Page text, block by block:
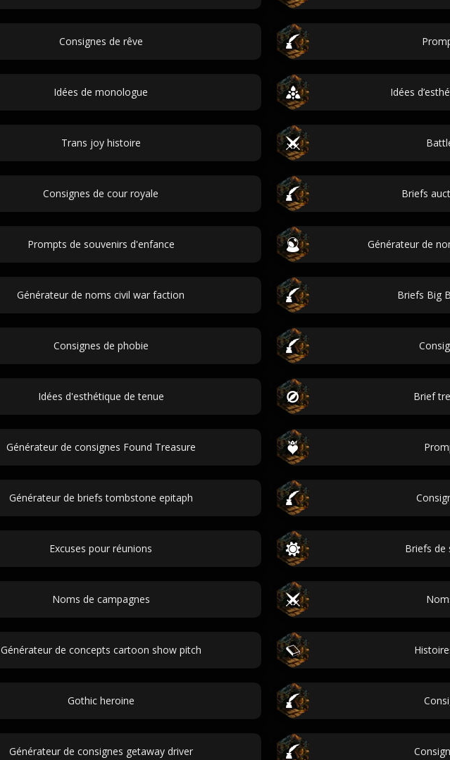
Consignes de rêve
Idées de monologue Idées
Trans joy histoire
Consignes de cour royale Briefs
Prompts de souvenirs d'enfance Générateur de
Générateur de noms civil war faction Briefs Big
Consignes de phobie
Idées d'esthétique de tenue Brief
Générateur de consignes Found Treasure
Générateur de briefs tombstone epitaph
Excuses pour réunions Briefs de
Noms de campagnes
Générateur de concepts cartoon show pitch
Gothic heroine
Générateur de consignes getaway driver